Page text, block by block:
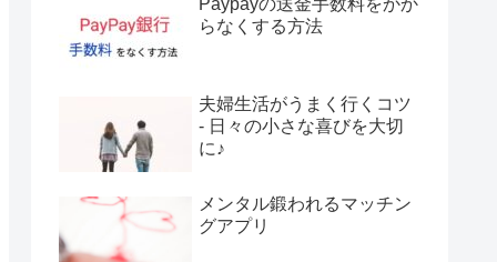
らなくする方法
夫婦生活がうまく行くコツ
- 日々の小さな喜びを大切
に♪
メンタル鍛われるマッチン
グアプリ